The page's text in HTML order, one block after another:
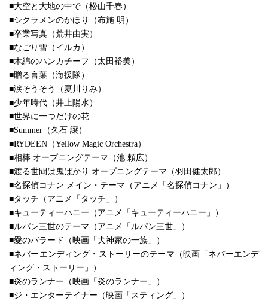
■大空と大地の中で（松山千春）
■シクラメンのかほり（布施 明）
■卒業写真（荒井由実）
■なごり雪（イルカ）
■木綿のハンカチーフ（太田裕美）
■贈る言葉（海援隊）
■涙そうそう（夏川りみ）
■少年時代（井上陽水）
■世界に一つだけの花
■Summer（久石 譲）
■RYDEEN（Yellow Magic Orchestra）
■相棒 オープニングテーマ（池 頼広）
■渡る世間は鬼ばかり オープニングテーマ（羽田健太郎）
■名探偵コナン メイン・テーマ（アニメ「名探偵コナン」）
■タッチ（アニメ「タッチ」）
■キューティーハニー（アニメ「キューティーハニー」）
■ルパン三世のテーマ（アニメ「ルパン三世」）
■愛のバラード（映画「犬神家の一族」）
■ネバーエンディング・ストーリーのテーマ（映画「ネバーエンデ
ィング・ストーリー」）
■炎のランナー（映画「炎のランナー」）
■ジ・エンターテイナー（映画「スティング」）